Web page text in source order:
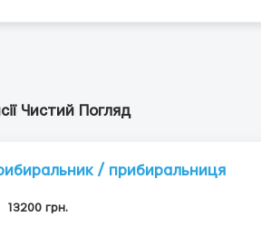
Чистий Погляд
/ прибиральниця
13200 грн.